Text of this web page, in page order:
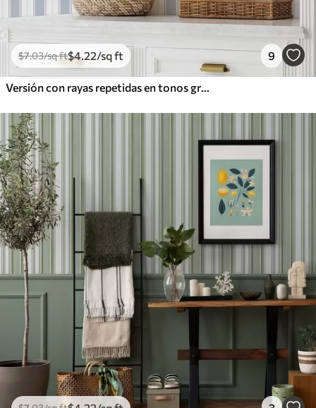
$7.03/sq ft$4.22/sq ft 9
Versión con rayas repetidas en tonos grises y azules